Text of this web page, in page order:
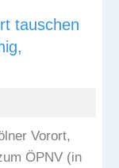
tauschen
Vorort,
ÖPNV (in